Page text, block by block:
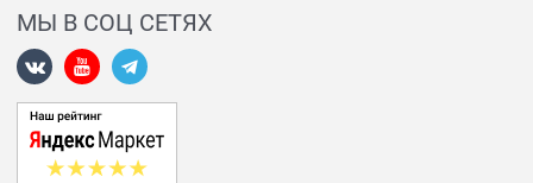
МЫ В СОЦ СЕТЯХ